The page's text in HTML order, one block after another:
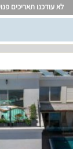
לא עודכנו תאריכים